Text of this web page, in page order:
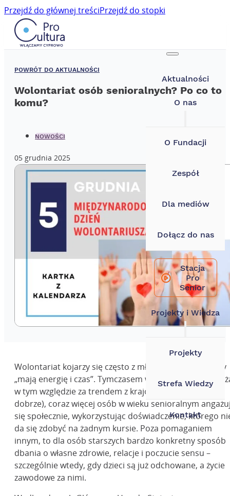
Przejdź do głównej treściPrzejdź do stopki
Aktualności
O nas
O Fundacji
Zespół
Dla mediów
Dołącz do nas
Stacja
Pro
Senior
Projekty i Wiedza
Projekty
Strefa Wiedzy
Kontakt
Wyszukiwarka
Szukaj
POWRÓT DO AKTUALNOŚCI
Wolontariat osób senioralnych? Po co to
komu?
NOWOŚCI
05 grudnia 2025
Wolontariat kojarzy się często z młodymi ludźmi, którzy
„mają energię i czas”. Tymczasem w Polsce, która
w tym względzie za trendem z krajów zachodnich(i
dobrze), coraz więcej osób w wieku senioralnym
się społecznie, wykorzystując doświadczenie, którego
da się zdobyć na żadnym kursie. Poza pomaganiem
innym, to dla osób starszych bardzo konkretny sposób
dbania o własne zdrowie, relacje i poczucie sensu –
szczególnie wtedy, gdy dzieci są już odchowane, a życie
zawodowe za nimi.